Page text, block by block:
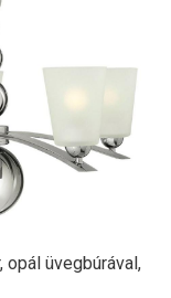
opál üvegbúrával,